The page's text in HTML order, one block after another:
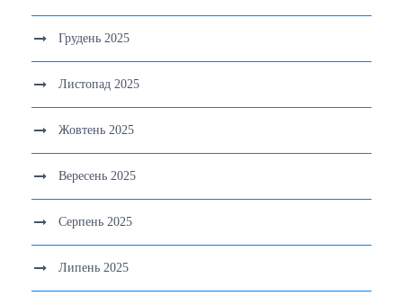
Грудень 2025
Листопад 2025
Жовтень 2025
Вересень 2025
Серпень 2025
Липень 2025